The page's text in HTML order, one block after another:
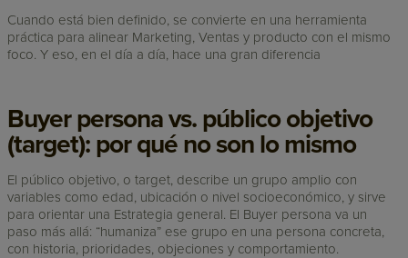
Cuando está bien definido, se convierte en una herramienta
práctica para alinear Marketing, Ventas y producto con el mismo
foco. Y eso, en el día a día, hace una gran diferencia
Buyer persona vs. público objetivo
(target): por qué no son lo mismo
El público objetivo, o target, describe un grupo amplio con
variables como edad, ubicación o nivel socioeconómico, y sirve
para orientar una Estrategia general. El Buyer persona va un
paso más allá: “humaniza” ese grupo en una persona concreta,
con historia, prioridades, objeciones y comportamiento.